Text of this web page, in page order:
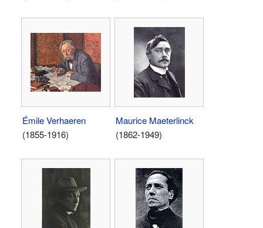
Émile Verhaeren
(1855-1916)
Maurice Maeterlinck
(1862-1949)